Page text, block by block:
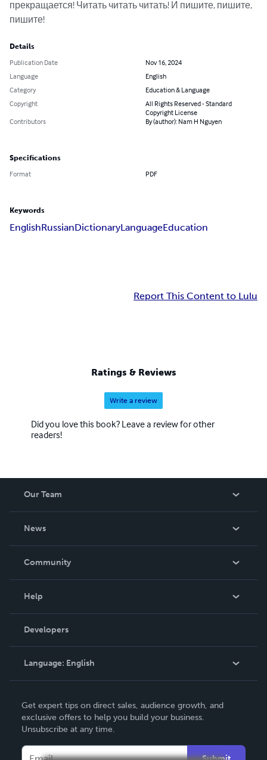
прекращается! Читать читать читать! И пишите, пишите,
пишите!
Details
Publication Date
Nov 16, 2024
Language
English
Category
Education & Language
Copyright
All Rights Reserved - Standard
Copyright License
Contributors
By (author): Nam H Nguyen
Specifications
Format PDF
Keywords
EnglishRussianDictionaryLanguageEducation
Report This Content to Lulu
Ratings & Reviews
Write a review
Did you love this book? Leave a review for other
readers!
Our Team
News
In The News
Community
Podcast
Help
Order Lookup
Knowledge Base
Contact Support
Developers
Language: English
Deutsch
Français
Italiano
Get expert tips on direct sales, audience growth, and
exclusive offers to help you build your business.
Unsubscribe at any time.